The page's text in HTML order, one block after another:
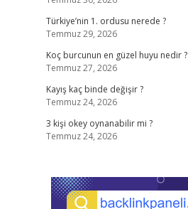
Türkiye’nin 1. ordusu nerede ?
Temmuz 29, 2026
Koç burcunun en güzel huyu nedir ?
Temmuz 27, 2026
Kayış kaç binde değişir ?
Temmuz 24, 2026
3 kişi okey oynanabilir mi ?
Temmuz 24, 2026